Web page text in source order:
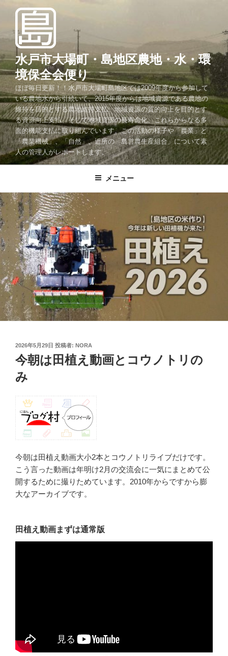
ツ
へ
ス
キ
ッ
プ
水戸市大場町・島地区農地・水・環
境保全会便り
ほぼ毎日更新！！水戸市大場町島地区では2009年度から参加して
いる農地水から引続いて、2015年度からは地域資源である農地の
維持を目的とする農地維持支払、地域資源の質的向上を目的とす
る資源向上支払、そして地域資源の長寿命化、これらからなる多
面的機能支払に取り組んでいます。この活動の様子や「農業」と
「農業機械」、「自然」、近所の「島営農生産組合」について素
人の管理人がレポートします。
メニュー
投
日:
2026年5月29日 投稿者: NORA
今朝は田植え動画とコウノトリの
み
今朝は田植え動画大小2本とコウノトリライブだけです。
こう言った動画は年明け2月の交流会に一気にまとめて公
開するために撮りためています。2010年からですから膨
大なアーカイブです。
田植え動画まずは通常版